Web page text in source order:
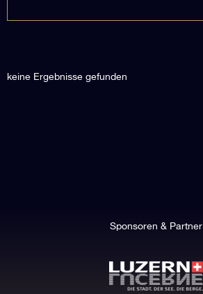
keine Ergebnisse gefunden
Sponsoren & Partner